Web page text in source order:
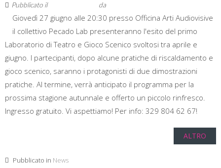
Pubblicato il da
Giovedì 27 giugno alle 20:30 presso Officina Arti Audiovisive
il collettivo Pecado Lab presenteranno l'esito del primo
Laboratorio di Teatro e Gioco Scenico svoltosi tra aprile e
giugno. I partecipanti, dopo alcune pratiche di riscaldamento e
gioco scenico, saranno i protagonisti di due dimostrazioni
pratiche. Al termine, verrà anticipato il programma per la
prossima stagione autunnale e offerto un piccolo rinfresco.
Ingresso gratuito. Vi aspettiamo! Per info: 329 804 62 67!
ALTRO
Pubblicato in News